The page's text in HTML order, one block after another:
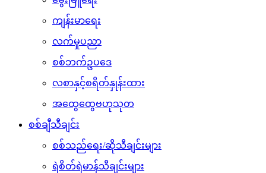
ကျန်းမာရေး
လက်မှုပညာ
စစ်ဘက်ဥပဒေ
လစာနှင့်စရိတ်နှုန်းထား
အထွေထွေဗဟုသုတ
စစ်ချီသီချင်း
စစ်သည်ရေး/ဆိုသီချင်းများ
ရဲစိတ်ရဲမာန်သီချင်းများ